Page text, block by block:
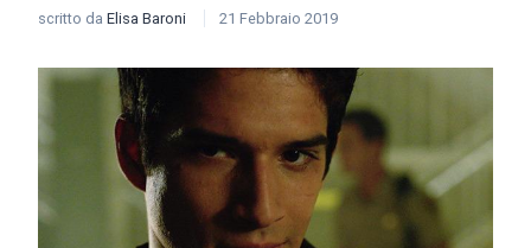
scritto da Elisa Baroni 21 Febbraio 2019